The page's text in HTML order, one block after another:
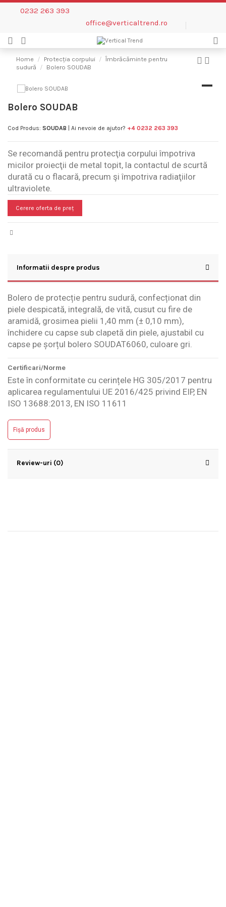
0232 263 393
office@verticaltrend.ro
Home Protecția corpului
Îmbrăcăminte pentru
sudură
Bolero SOUDAB
Bolero SOUDAB
Cod Produs: SOUDAB | Ai nevoie de ajutor? +4 0232 263 393
Se recomandă pentru protecţia corpului împotriva
micilor proiecţii de metal topit, la contactul de scurtă
durată cu o flacară, precum şi împotriva radiaţiilor
ultraviolete.
Cerere oferta de preț
Informatii despre produs
Bolero de protecție pentru sudură, confecționat din
piele despicată, integrală, de vită, cusut cu fire de
aramidă, grosimea pielii 1,40 mm (± 0,10 mm),
închidere cu capse sub clapetă din piele, ajustabil cu
capse pe șorțul bolero SOUDAT6060, culoare gri.
Certificari/Norme
Este în conformitate cu cerințele HG 305/2017 pentru
aplicarea regulamentului UE 2016/425 privind EIP, EN
ISO 13688:2013, EN ISO 11611
Fișă produs
Review-uri (0)